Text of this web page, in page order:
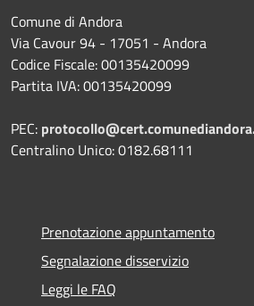
Comune di Andora
Via Cavour 94 - 17051 - Andora
Codice Fiscale: 00135420099
Partita IVA: 00135420099
PEC:
Centralino Unico: 0182.68111
Prenotazione appuntamento
Segnalazione disservizio
Leggi le FAQ